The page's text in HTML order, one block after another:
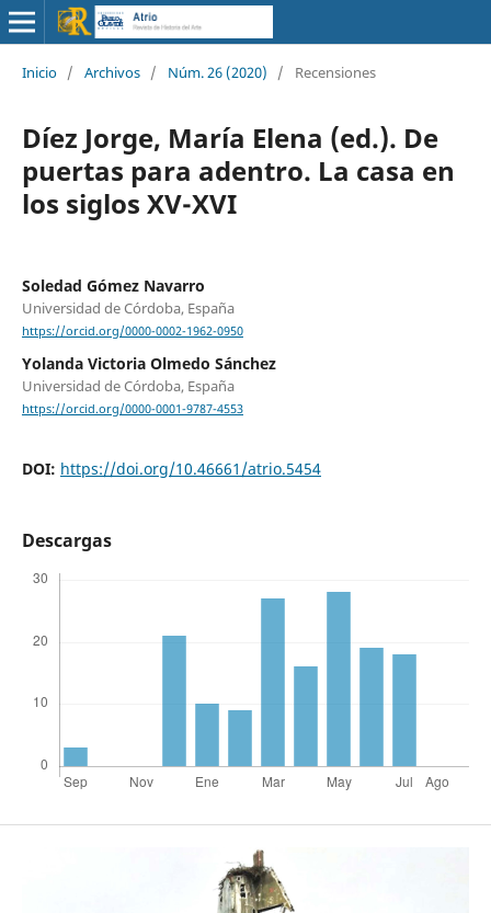
Inicio / Archivos / Núm. 26 (2020) / Recensiones
Díez Jorge, María Elena (ed.). De
puertas para adentro. La casa en
los siglos XV-XVI
Soledad Gómez Navarro
Universidad de Córdoba, España
https://orcid.org/0000-0002-1962-0950
Yolanda Victoria Olmedo Sánchez
Universidad de Córdoba, España
https://orcid.org/0000-0001-9787-4553
DOI: https://doi.org/10.46661/atrio.5454
Descargas